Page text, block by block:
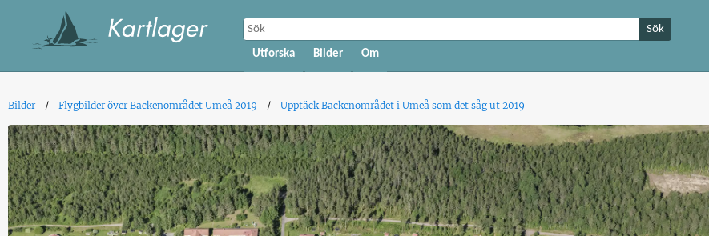
Sök
Utforska Bilder Om
Bilder Flygbilder över Backenområdet Umeå 2019 Upptäck Backenområdet i Umeå som det såg ut 2019